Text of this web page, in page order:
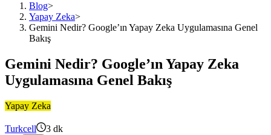
Blog>
Yapay Zeka>
Gemini Nedir? Google’ın Yapay Zeka Uygulamasına Genel
Bakış
Gemini Nedir? Google’ın Yapay Zeka
Uygulamasına Genel Bakış
Yapay Zeka
Turkcell 3 dk